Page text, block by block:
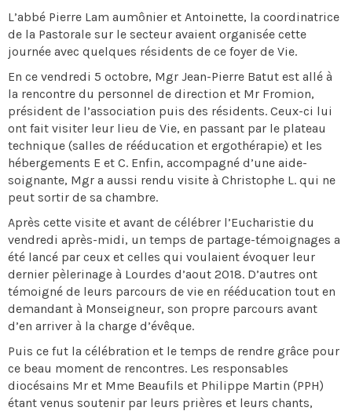
L’abbé Pierre Lam aumônier et Antoinette, la coordinatrice
de la Pastorale sur le secteur avaient organisée cette
journée avec quelques résidents de ce foyer de Vie.
En ce vendredi 5 octobre, Mgr Jean-Pierre Batut est allé à
la rencontre du personnel de direction et Mr Fromion,
président de l’association puis des résidents. Ceux-ci lui
ont fait visiter leur lieu de Vie, en passant par le plateau
technique (salles de rééducation et ergothérapie) et les
hébergements E et C. Enfin, accompagné d’une aide-
soignante, Mgr a aussi rendu visite à Christophe L. qui ne
peut sortir de sa chambre.
Après cette visite et avant de célébrer l’Eucharistie du
vendredi après-midi, un temps de partage-témoignages a
été lancé par ceux et celles qui voulaient évoquer leur
dernier pèlerinage à Lourdes d’aout 2018. D’autres ont
témoigné de leurs parcours de vie en rééducation tout en
demandant à Monseigneur, son propre parcours avant
d’en arriver à la charge d’évêque.
Puis ce fut la célébration et le temps de rendre grâce pour
ce beau moment de rencontres. Les responsables
diocésains Mr et Mme Beaufils et Philippe Martin (PPH)
étant venus soutenir par leurs prières et leurs chants,